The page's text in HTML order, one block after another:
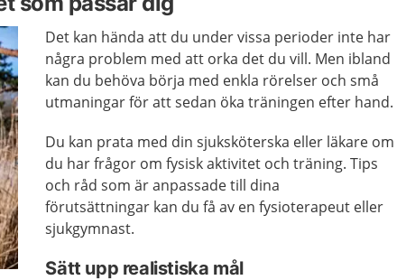
Det kan hända att du under vissa perioder inte har
några problem med att orka det du vill. Men ibland
kan du behöva börja med enkla rörelser och små
utmaningar för att sedan öka träningen efter hand.
Du kan prata med din sjuksköterska eller läkare om
du har frågor om fysisk aktivitet och träning. Tips
och råd som är anpassade till dina
förutsättningar kan du få av en fysioterapeut eller
sjukgymnast.
Sätt upp realistiska mål